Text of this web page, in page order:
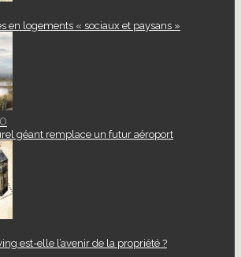
en logements « sociaux et paysans »
géant remplace un futur aéroport
est-elle l’avenir de la propriété ?